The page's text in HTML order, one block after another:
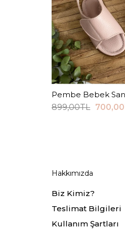
Pembe Bebek
899,00TL
Hakkımızda
Biz Kimiz?
Teslimat Bilgileri
Kullanım Şartları